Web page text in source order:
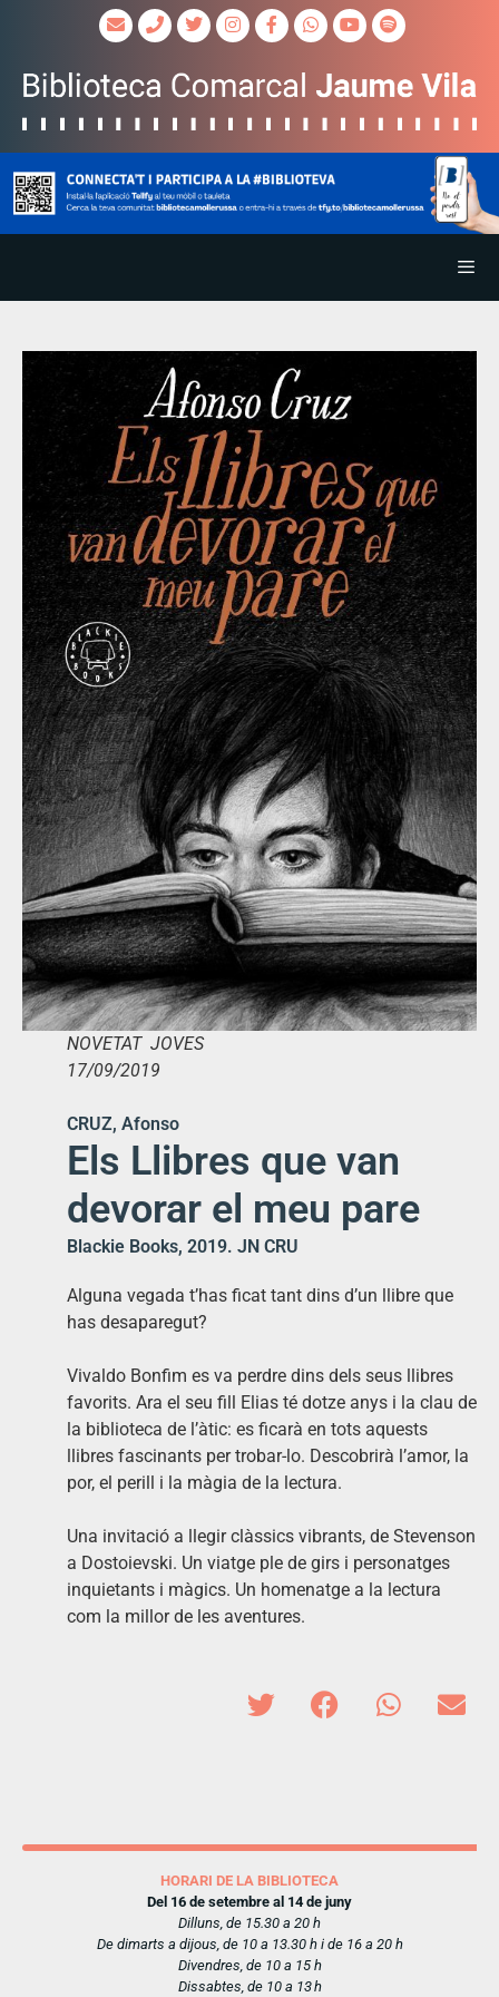
NOVETAT JOVES
17/09/2019
CRUZ, Afonso
Els Llibres que van
devorar el meu pare
Blackie Books, 2019. JN CRU
Alguna vegada t’has ficat tant dins d’un llibre que
has desaparegut?
Vivaldo Bonfim es va perdre dins dels seus llibres
favorits. Ara el seu fill Elias té dotze anys i la clau de
la biblioteca de l’àtic: es ficarà en tots aquests
llibres fascinants per trobar-lo. Descobrirà l’amor, la
por, el perill i la màgia de la lectura.
Una invitació a llegir clàssics vibrants, de Stevenson
a Dostoievski. Un viatge ple de girs i personatges
inquietants i màgics. Un homenatge a la lectura
com la millor de les aventures.
HORARI DE LA BIBLIOTECA
Del 16 de setembre al 14 de juny
Dilluns, de 15.30 a 20 h
De dimarts a dijous, de 10 a 13.30 h i de 16 a 20 h
Divendres, de 10 a 15 h
Dissabtes, de 10 a 13 h